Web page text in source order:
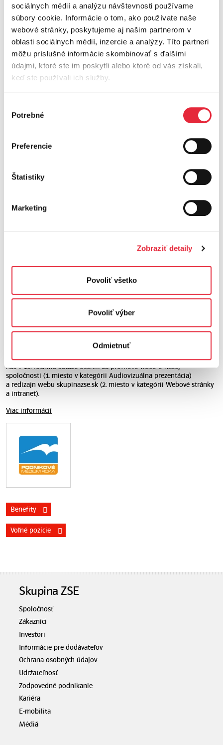
sociálnych médií a analýzu návštevnosti používame
súbory cookie. Informácie o tom, ako používate naše
webové stránky, poskytujeme aj našim partnerom v
oblasti sociálnych médií, inzercie a analýzy. Títo partneri
môžu príslušné informácie skombinovať s ďalšími
údajmi, ktoré ste im poskytli alebo ktoré od vás získali,
keď ste používali ich služby.
súhlasu
Potrebné
Preferencie
Štatistiky
Marketing
Zobraziť detaily
Povoliť všetko
Povoliť výber
Odmietnuť
Life Awards 2021
Hlavná cena| „Zeleným Oscarom“ ocenila Európska komisia projekt
LIFE Energia, v rámci ktorého naša dcérska spoločnosť
Západoslovenská distribučná ošetrila 42 km elektrických vedení
odkloňovačmi letu vtákov.
3. miesto| ZSE poskytuje svojim zamestnancom viac než dve
Podnikové médium roka 2018
1. a 2. miesto| Klub podnikových médií a Slovak Business Agency
nás v 16. ročníku súťaže ocenili za profilové video o našej
spoločnosti (1. miesto v kategórii Audiovizuálna prezentácia)
a redizajn webu skupinazse.sk (2. miesto v kategórii Webové stránky
a intranet).
Viac informácií
Benefity
Voľné pozície
Skupina ZSE
Spoločnosť
Zákazníci
Investori
Informácie pre dodávateľov
Ochrana osobných údajov
Udržateľnosť
Zodpovedné podnikanie
Kariéra
E-mobilita
Médiá